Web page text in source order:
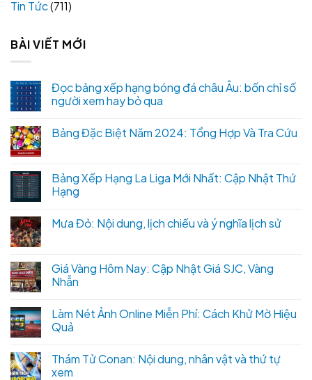
Tin Tức(711)
BÀI VIẾT MỚI
Đọc bảng xếp hạng bóng đá châu Âu: bốn chỉ số
người xem hay bỏ qua
Bảng Đặc Biệt Năm 2024: Tổng Hợp Và Tra Cứu
Bảng Xếp Hạng La Liga Mới Nhất: Cập Nhật Thứ
Hạng
Mưa Đỏ: Nội dung, lịch chiếu và ý nghĩa lịch sử
Giá Vàng Hôm Nay: Cập Nhật Giá SJC, Vàng
Nhẫn
Làm Nét Ảnh Online Miễn Phí: Cách Khử Mờ Hiệu
Quả
Thám Tử Conan: Nội dung, nhân vật và thứ tự
xem